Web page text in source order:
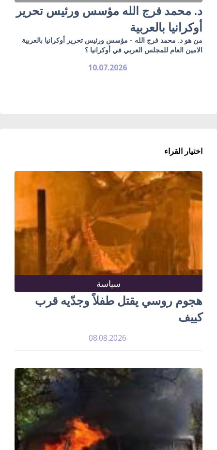
د. محمد فرج الله مؤسس ورئيس تحرير
أوكرانيا بالعربية
من هو د. محمد فرج الله - مؤسس ورئيس تحرير أوكرانيا بالعربية
الامين العام للمجلس العربي في أوكرانيا ؟
10.07.2026
اختيار القراء
سياسة
هجوم روسي يقتل طفلاً وجدّيه قرب
كييف
08.08.2026